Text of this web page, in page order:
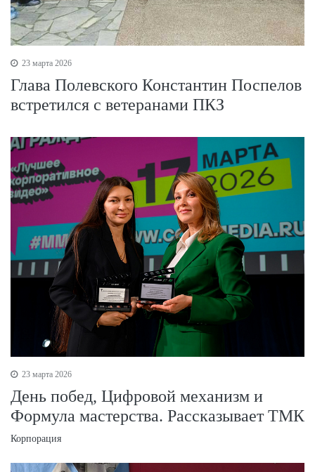
23 марта 2026
Глава Полевского Константин Поспелов
встретился с ветеранами ПКЗ
23 марта 2026
День побед, Цифровой механизм и
Формула мастерства. Рассказывает ТМК
Корпорация